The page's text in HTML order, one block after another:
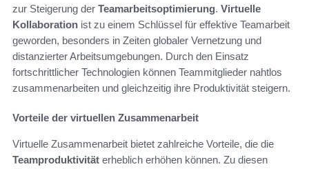
zur Steigerung der Teamarbeitsoptimierung. Virtuelle
Kollaboration ist zu einem Schlüssel für effektive Teamarbeit
geworden, besonders in Zeiten globaler Vernetzung und
distanzierter Arbeitsumgebungen. Durch den Einsatz
fortschrittlicher Technologien können Teammitglieder nahtlos
zusammenarbeiten und gleichzeitig ihre Produktivität steigern.
Vorteile der virtuellen Zusammenarbeit
Virtuelle Zusammenarbeit bietet zahlreiche Vorteile, die die
Teamproduktivität erheblich erhöhen können. Zu diesen